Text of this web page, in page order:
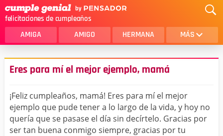
felicitaciones de cumpleaños
AMIGA AMIGO HERMANA MÁS
MAMA
AMOR
SOBRINA
HIJA
HERMANO
HIJO
Eres para mí el mejor ejemplo, mamá
¡Feliz cumpleaños, mamá! Eres para mí el mejor
ejemplo que pude tener a lo largo de la vida, y hoy no
quería que se pasase el día sin decírtelo. Gracias por
ser tan buena conmigo siempre, gracias por tu